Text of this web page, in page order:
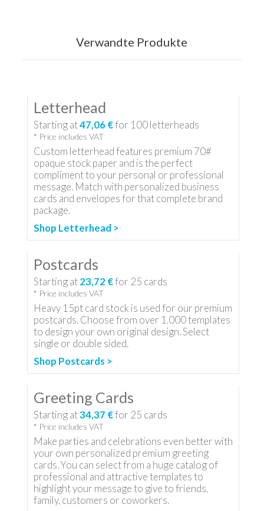
Verwandte Produkte
Letterhead
Starting at47,06 €for 100letterheads
* Price includes VAT
Custom letterhead features premium 70#
opaque stock paper and is the perfect
compliment to your personal or professional
message. Match with personalized business
cards and envelopes for that complete brand
package.
Shop Letterhead >
Postcards
Starting at23,72 €for 25 cards
* Price includes VAT
Heavy 15pt card stock is used for our premium
postcards. Choose from over 1,000 templates
to design your own original design. Select
single or double sided.
Shop Postcards >
Greeting Cards
Starting at34,37 €for 25 cards
* Price includes VAT
Make parties and celebrations even better with
your own personalized premium greeting
cards. You can select from a huge catalog of
professional and attractive templates to
highlight your message to give to friends,
family, customers or coworkers.